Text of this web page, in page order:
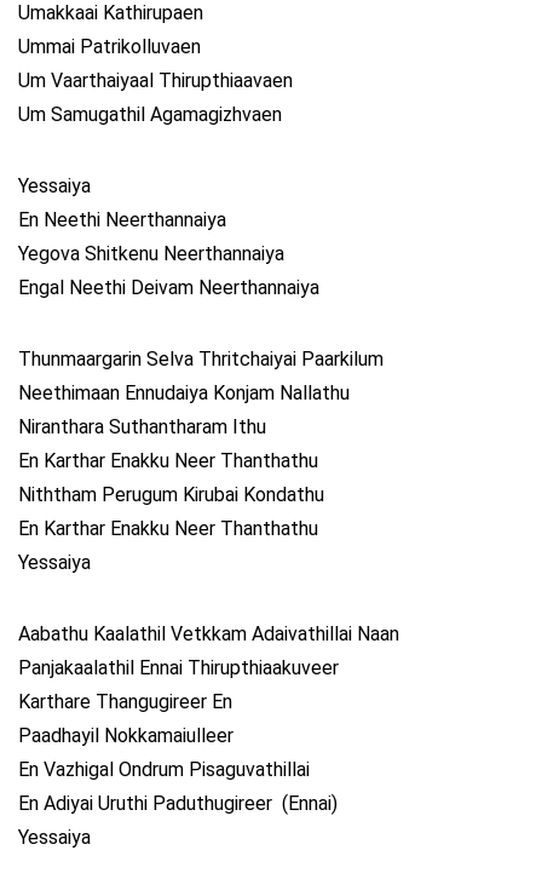
Umakkaai Kathirupaen
Ummai Patrikolluvaen
Um Vaarthaiyaal Thirupthiaavaen
Um Samugathil Agamagizhvaen
Yessaiya
En Neethi Neerthannaiya
Yegova Shitkenu Neerthannaiya
Engal Neethi Deivam Neerthannaiya
Thunmaargarin Selva Thritchaiyai Paarkilum
Neethimaan Ennudaiya Konjam Nallathu
Niranthara Suthantharam Ithu
En Karthar Enakku Neer Thanthathu
Niththam Perugum Kirubai Kondathu
En Karthar Enakku Neer Thanthathu
Yessaiya
Aabathu Kaalathil Vetkkam Adaivathillai Naan
Panjakaalathil Ennai Thirupthiaakuveer
Karthare Thangugireer En
Paadhayil Nokkamaiulleer
En Vazhigal Ondrum Pisaguvathillai
En Adiyai Uruthi Paduthugireer (Ennai)
Yessaiya